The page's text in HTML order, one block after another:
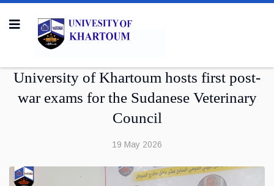
University of Khartoum hosts first post-
war exams for the Sudanese Veterinary
Council
19 May 2026